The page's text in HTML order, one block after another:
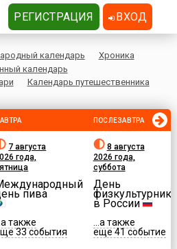
календарь
Хроника
календарь
Календарь путешественника
7 августа
года,
пива
...а также
33 события
ПОСЛЕЗАВТРА
8 августа
2026 года,
суббота
День
физкультурника
в России
...а также
еще 41 событие
РЕГИСТРАЦИЯ ВХОД